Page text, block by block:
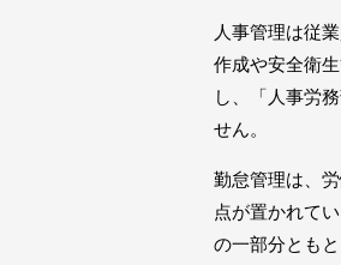
人事管理は従
作成や安全衛
し、「人事労
せん。
勤怠管理は、
点が置かれて
の一部分とも